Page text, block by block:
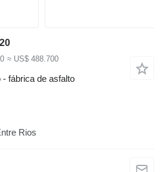
≈ US$ 488.700
fábrica de asfalto
Rios